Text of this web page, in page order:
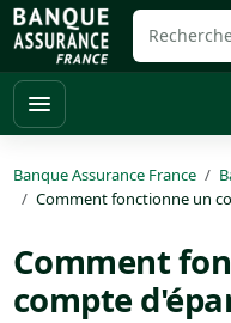
Banque Assurance France
Comment fonctionne un
Comment
compte